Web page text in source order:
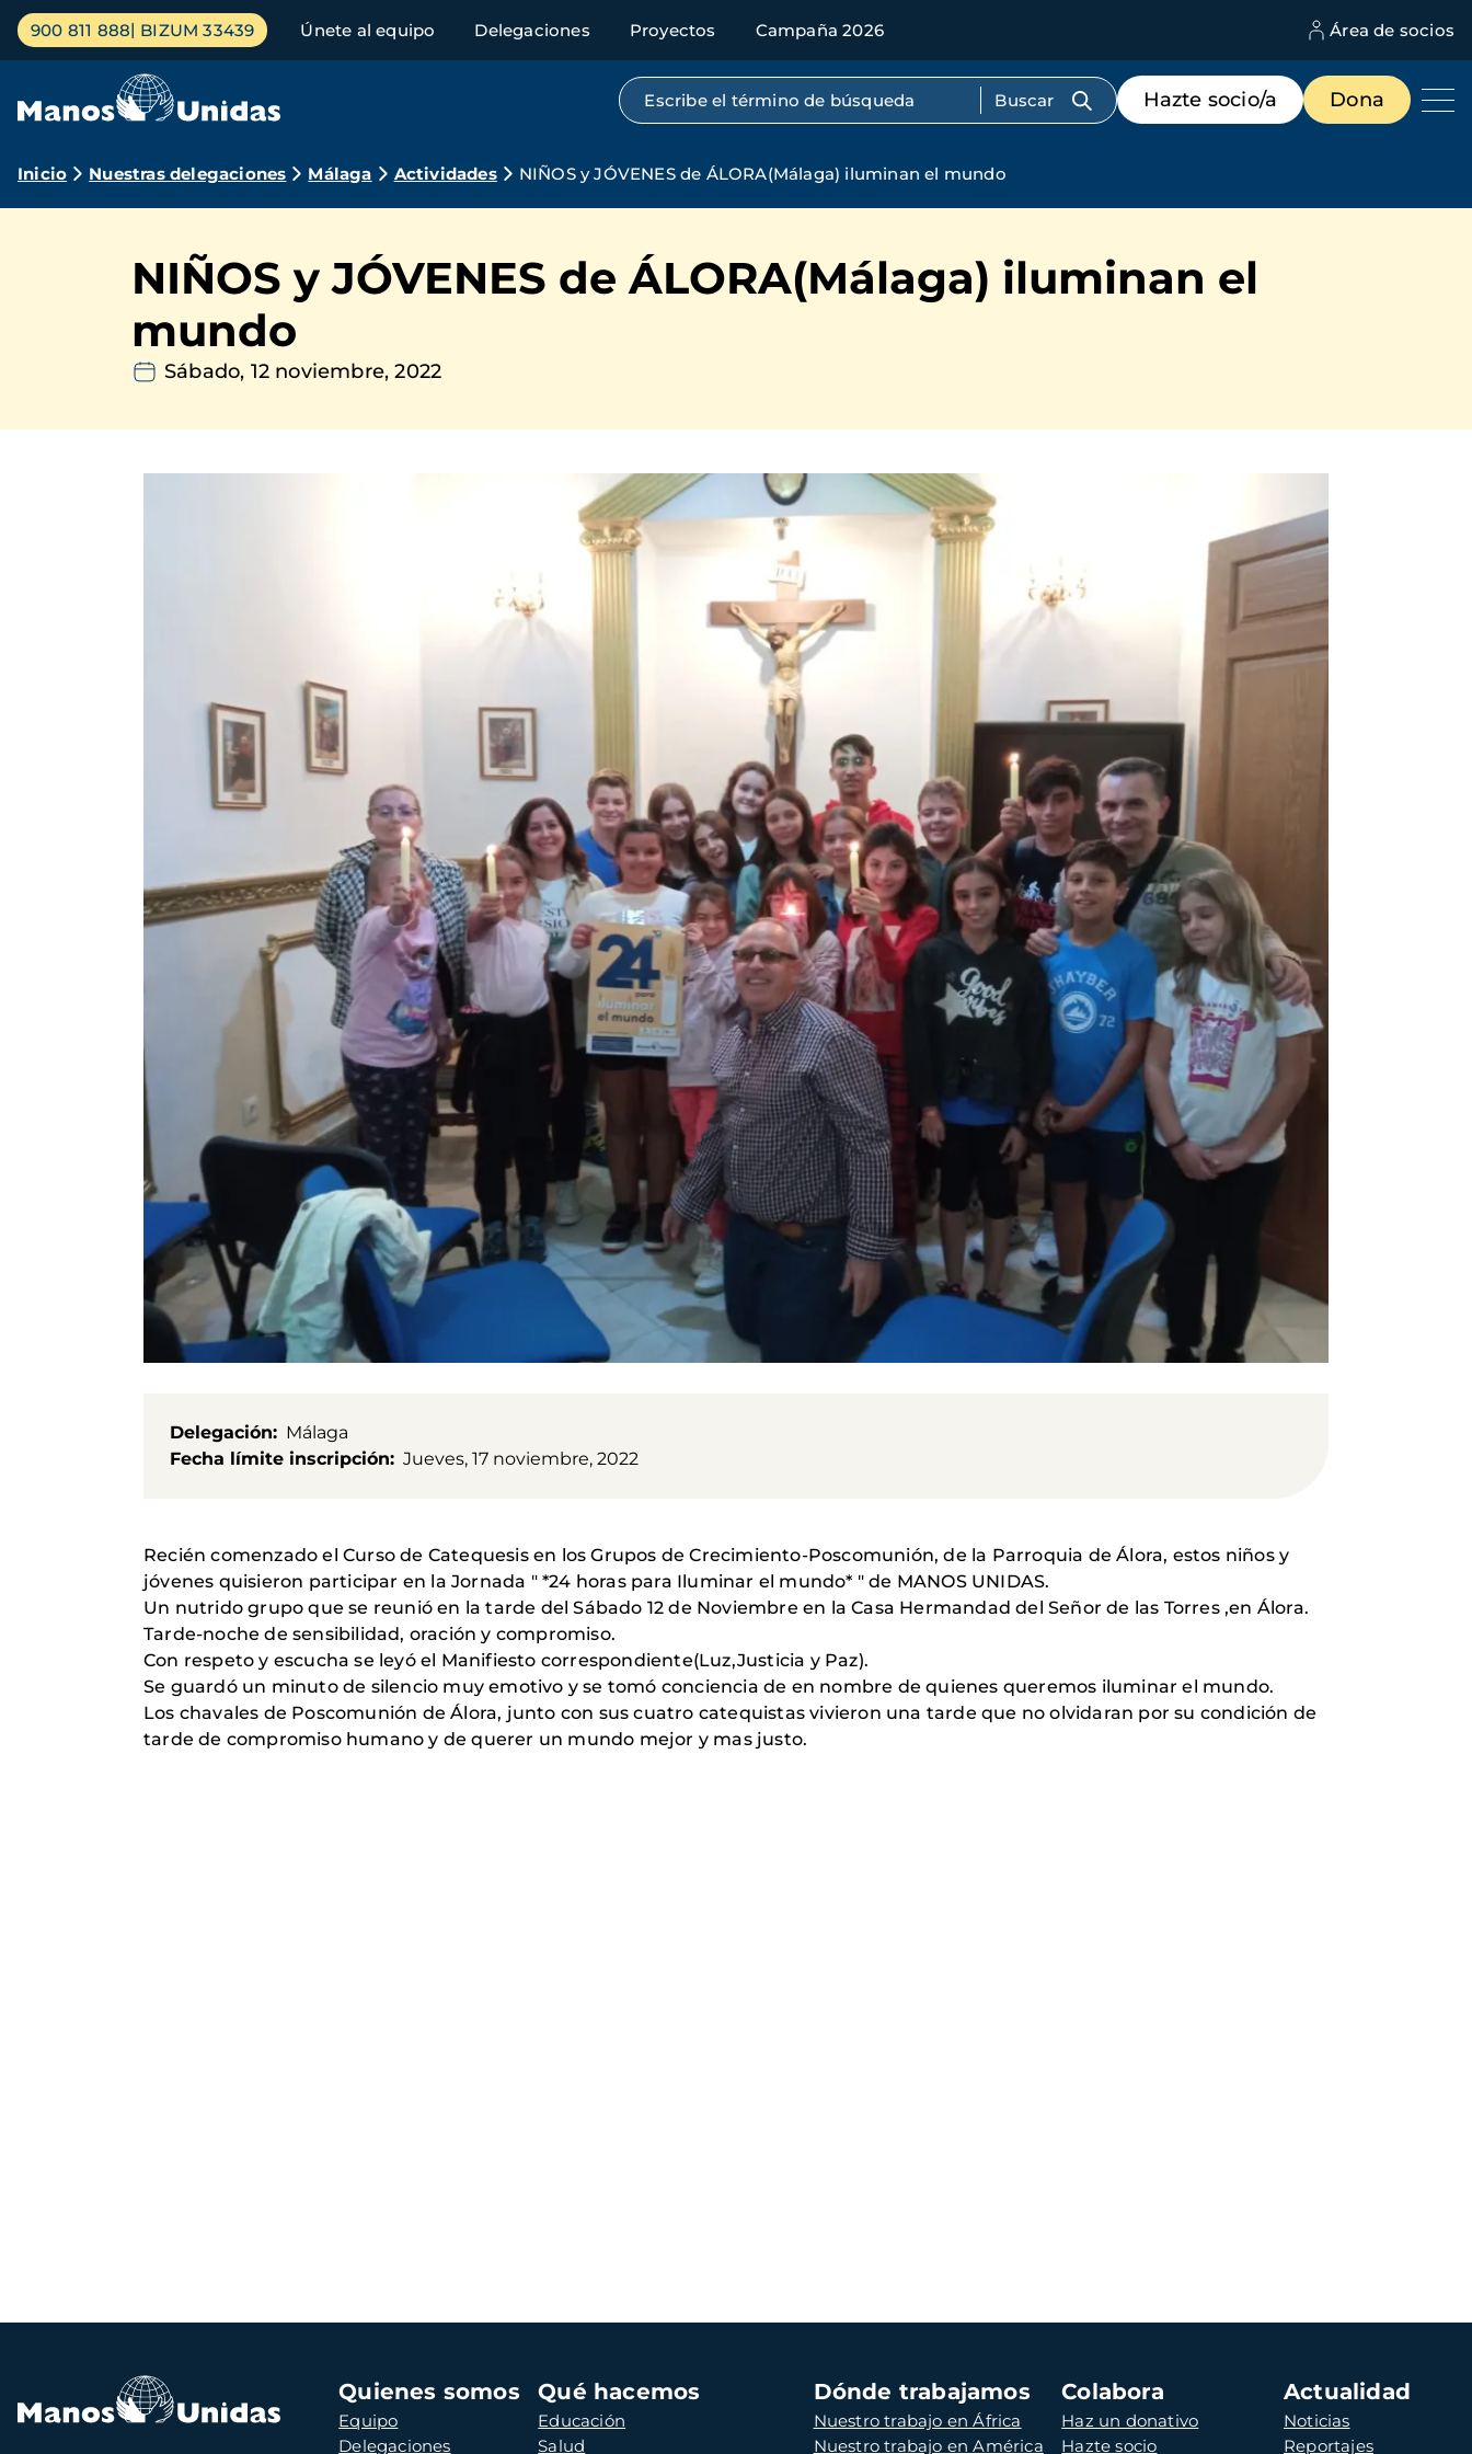
Pasar
contenido
Menú
principal
900 811 888 BIZUM 33439 Únete al equipo Delegaciones Proyectos Campaña 2026 Área de socios
Búsqueda por texto completo
Menú
de
destacados
Hazte socio/a Dona
Ruta
navegación
Inicio Nuestras delegaciones Málaga Actividades NIÑOS y JÓVENES de ÁLORA(Málaga) iluminan el mundo
NIÑOS y JÓVENES de ÁLORA(Málaga) iluminan el
mundo
Sábado, 12 noviembre, 2022
Delegación
Málaga
Fecha límite inscripción
Jueves, 17 noviembre, 2022
Recién comenzado el Curso de Catequesis en los Grupos de Crecimiento-Poscomunión, de la Parroquia de Álora, estos niños y
jóvenes quisieron participar en la Jornada " *24 horas para Iluminar el mundo* " de MANOS UNIDAS.
Un nutrido grupo que se reunió en la tarde del Sábado 12 de Noviembre en la Casa Hermandad del Señor de las Torres ,en Álora.
Tarde-noche de sensibilidad, oración y compromiso.
Con respeto y escucha se leyó el Manifiesto correspondiente(Luz,Justicia y Paz).
Se guardó un minuto de silencio muy emotivo y se tomó conciencia de en nombre de quienes queremos iluminar el mundo.
Los chavales de Poscomunión de Álora, junto con sus cuatro catequistas vivieron una tarde que no olvidaran por su condición de
tarde de compromiso humano y de querer un mundo mejor y mas justo.
Navegación
principal
Quienes somos
Equipo
Delegaciones
Qué hacemos
Educación
Salud
Dónde trabajamos
Nuestro trabajo en África
Nuestro trabajo en América
Colabora
Haz un donativo
Hazte socio
Actualidad
Noticias
Reportajes